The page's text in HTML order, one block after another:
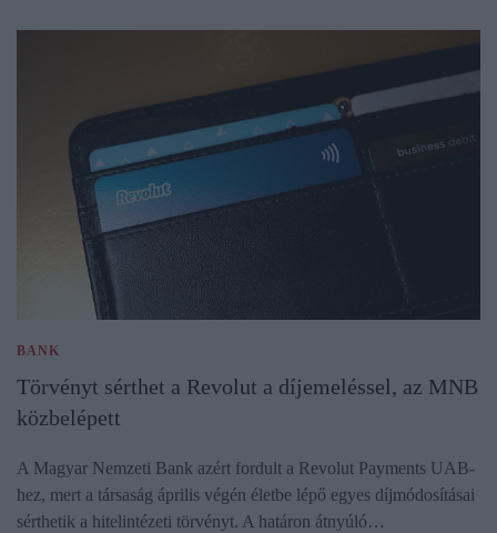
BANK
Törvényt sérthet a Revolut a díjemeléssel, az MNB
közbelépett
A Magyar Nemzeti Bank azért fordult a Revolut Payments UAB-
hez, mert a társaság április végén életbe lépő egyes díjmódosításai
sérthetik a hitelintézeti törvényt. A határon átnyúló…